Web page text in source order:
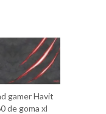
gamer Havit
de goma xl